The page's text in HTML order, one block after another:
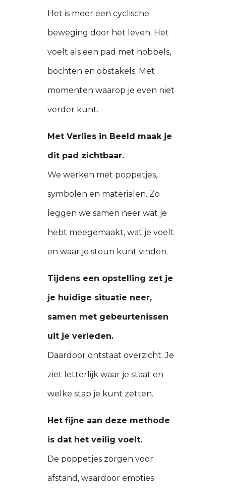
Het is meer een cyclische
beweging door het leven. Het
voelt als een pad met hobbels,
bochten en obstakels. Met
momenten waarop je even niet
verder kunt.
Met Verlies in Beeld maak je
dit pad zichtbaar.
We werken met poppetjes,
symbolen en materialen. Zo
leggen we samen neer wat je
hebt meegemaakt, wat je voelt
en waar je steun kunt vinden.
Tijdens een opstelling zet je
je huidige situatie neer,
samen met gebeurtenissen
uit je verleden.
Daardoor ontstaat overzicht. Je
ziet letterlijk waar je staat en
welke stap je kunt zetten.
Het fijne aan deze methode
is dat het veilig voelt.
De poppetjes zorgen voor
afstand, waardoor emoties